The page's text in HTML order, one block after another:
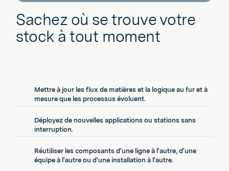
Sachez où se trouve votre
stock à tout moment
Mettre à jour les flux de matières et la logique au fur et à
mesure que les processus évoluent.
Déployez de nouvelles applications ou stations sans
interruption.
Réutiliser les composants d'une ligne à l'autre, d'une
équipe à l'autre ou d'une installation à l'autre.